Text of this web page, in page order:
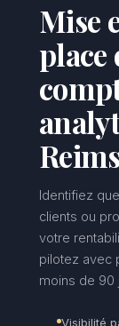
Mise
place
Reims
Identifiez
clients ou
votre
pilotez avec
moins de 90
Visibilité